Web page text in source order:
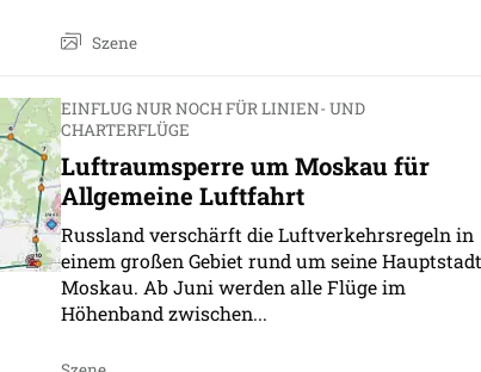
Szene
EINFLUG NUR NOCH FÜR LINIEN- UND
CHARTERFLÜGE
Luftraumsperre um Moskau für
Allgemeine Luftfahrt
Russland verschärft die Luftverkehrsregeln in
einem großen Gebiet rund um seine Hauptstadt
Moskau. Ab Juni werden alle Flüge im
Höhenband zwischen...